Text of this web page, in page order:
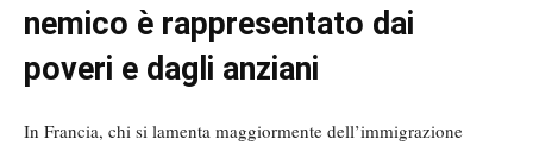
nemico è rappresentato dai
poveri e dagli anziani
In Francia, chi si lamenta maggiormente dell’immigrazione